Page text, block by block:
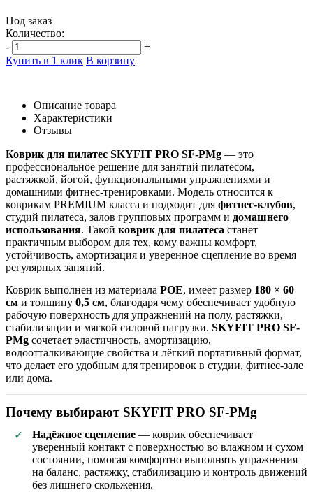
Под заказ
Количество:
-
+
Купить в 1 клик В корзину
Описание товара
Характеристики
Отзывы
Коврик для пилатес SKYFIT PRO SF-PMg — это
профессиональное решение для занятий пилатесом,
растяжкой, йогой, функциональными упражнениями и
домашними фитнес-тренировками. Модель относится к
коврикам PREMIUM класса и подходит для фитнес-клубов,
студий пилатеса, залов групповых программ и домашнего
использования. Такой коврик для пилатеса станет
практичным выбором для тех, кому важны комфорт,
устойчивость, амортизация и уверенное сцепление во время
регулярных занятий.
Коврик выполнен из материала POE, имеет размер 180 × 60
см и толщину 0,5 см, благодаря чему обеспечивает удобную
рабочую поверхность для упражнений на полу, растяжки,
стабилизации и мягкой силовой нагрузки. SKYFIT PRO SF-
PMg сочетает эластичность, амортизацию,
водоотталкивающие свойства и лёгкий портативный формат,
что делает его удобным для тренировок в студии, фитнес-зале
или дома.
Почему выбирают SKYFIT PRO SF-PMg
✓ Надёжное сцепление — коврик обеспечивает
уверенный контакт с поверхностью во влажном и сухом
состоянии, помогая комфортно выполнять упражнения
на баланс, растяжку, стабилизацию и контроль движений
без лишнего скольжения.